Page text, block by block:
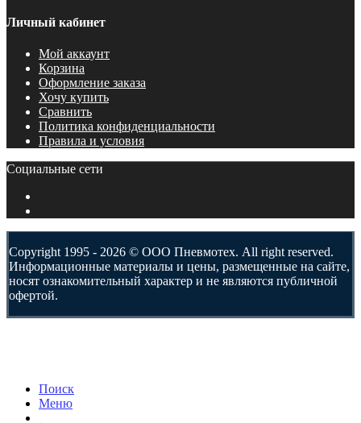
Личный кабинет
Мой аккаунт
Корзина
Оформление заказа
Хочу купить
Сравнить
Политика конфиденциальности
Правила и условия
Социальные сети
Copyright 1995 - 2026 © ООО Пневмотех. All right reserved.
Информационные материалы и цены, размещенные на сайте,
носят ознакомительный характер и не являются публичной
офертой.
Поиск
Меню